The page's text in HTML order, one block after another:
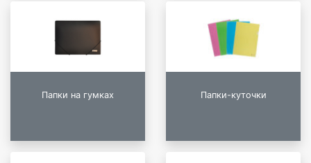
Папки на гумках Папки-куточки